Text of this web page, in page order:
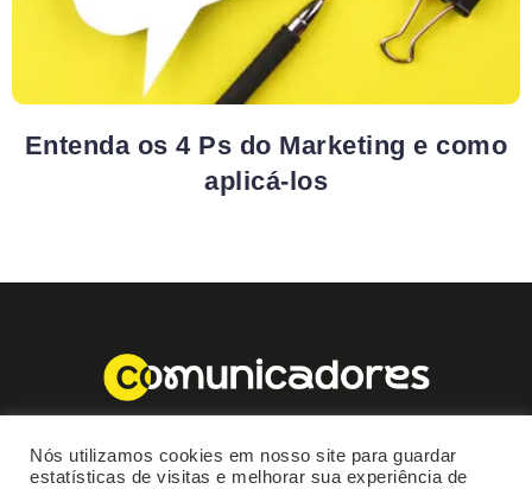
Entenda os 4 Ps do Marketing e como
aplicá-los
Nós utilizamos cookies em nosso site para guardar
estatísticas de visitas e melhorar sua experiência de